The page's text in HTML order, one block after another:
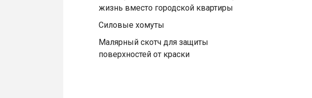
жизнь вместо городской квартиры
Силовые хомуты
Малярный скотч для защиты
поверхностей от краски